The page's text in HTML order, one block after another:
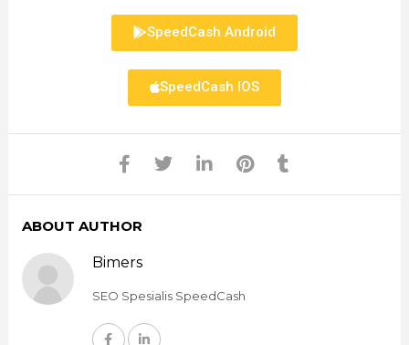
SpeedCash Android
SpeedCash IOS
ABOUT AUTHOR
Bimers
SEO Spesialis SpeedCash